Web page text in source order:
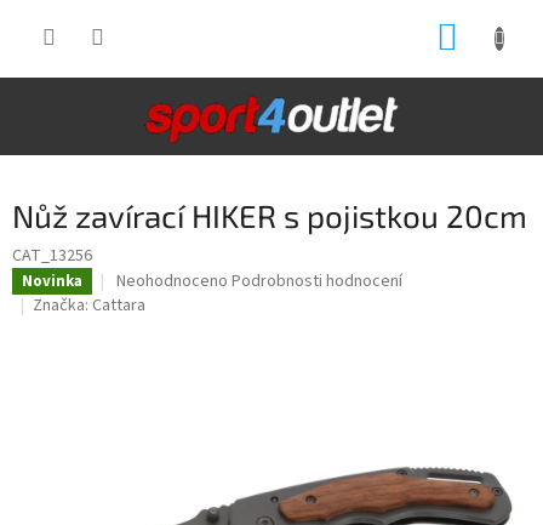
Nůž zavírací HIKER s pojistkou 20cm
CAT_13256
Novinka
Průměrné
hodnocení
Neohodnoceno Podrobnosti hodnocení
Značka: Cattara